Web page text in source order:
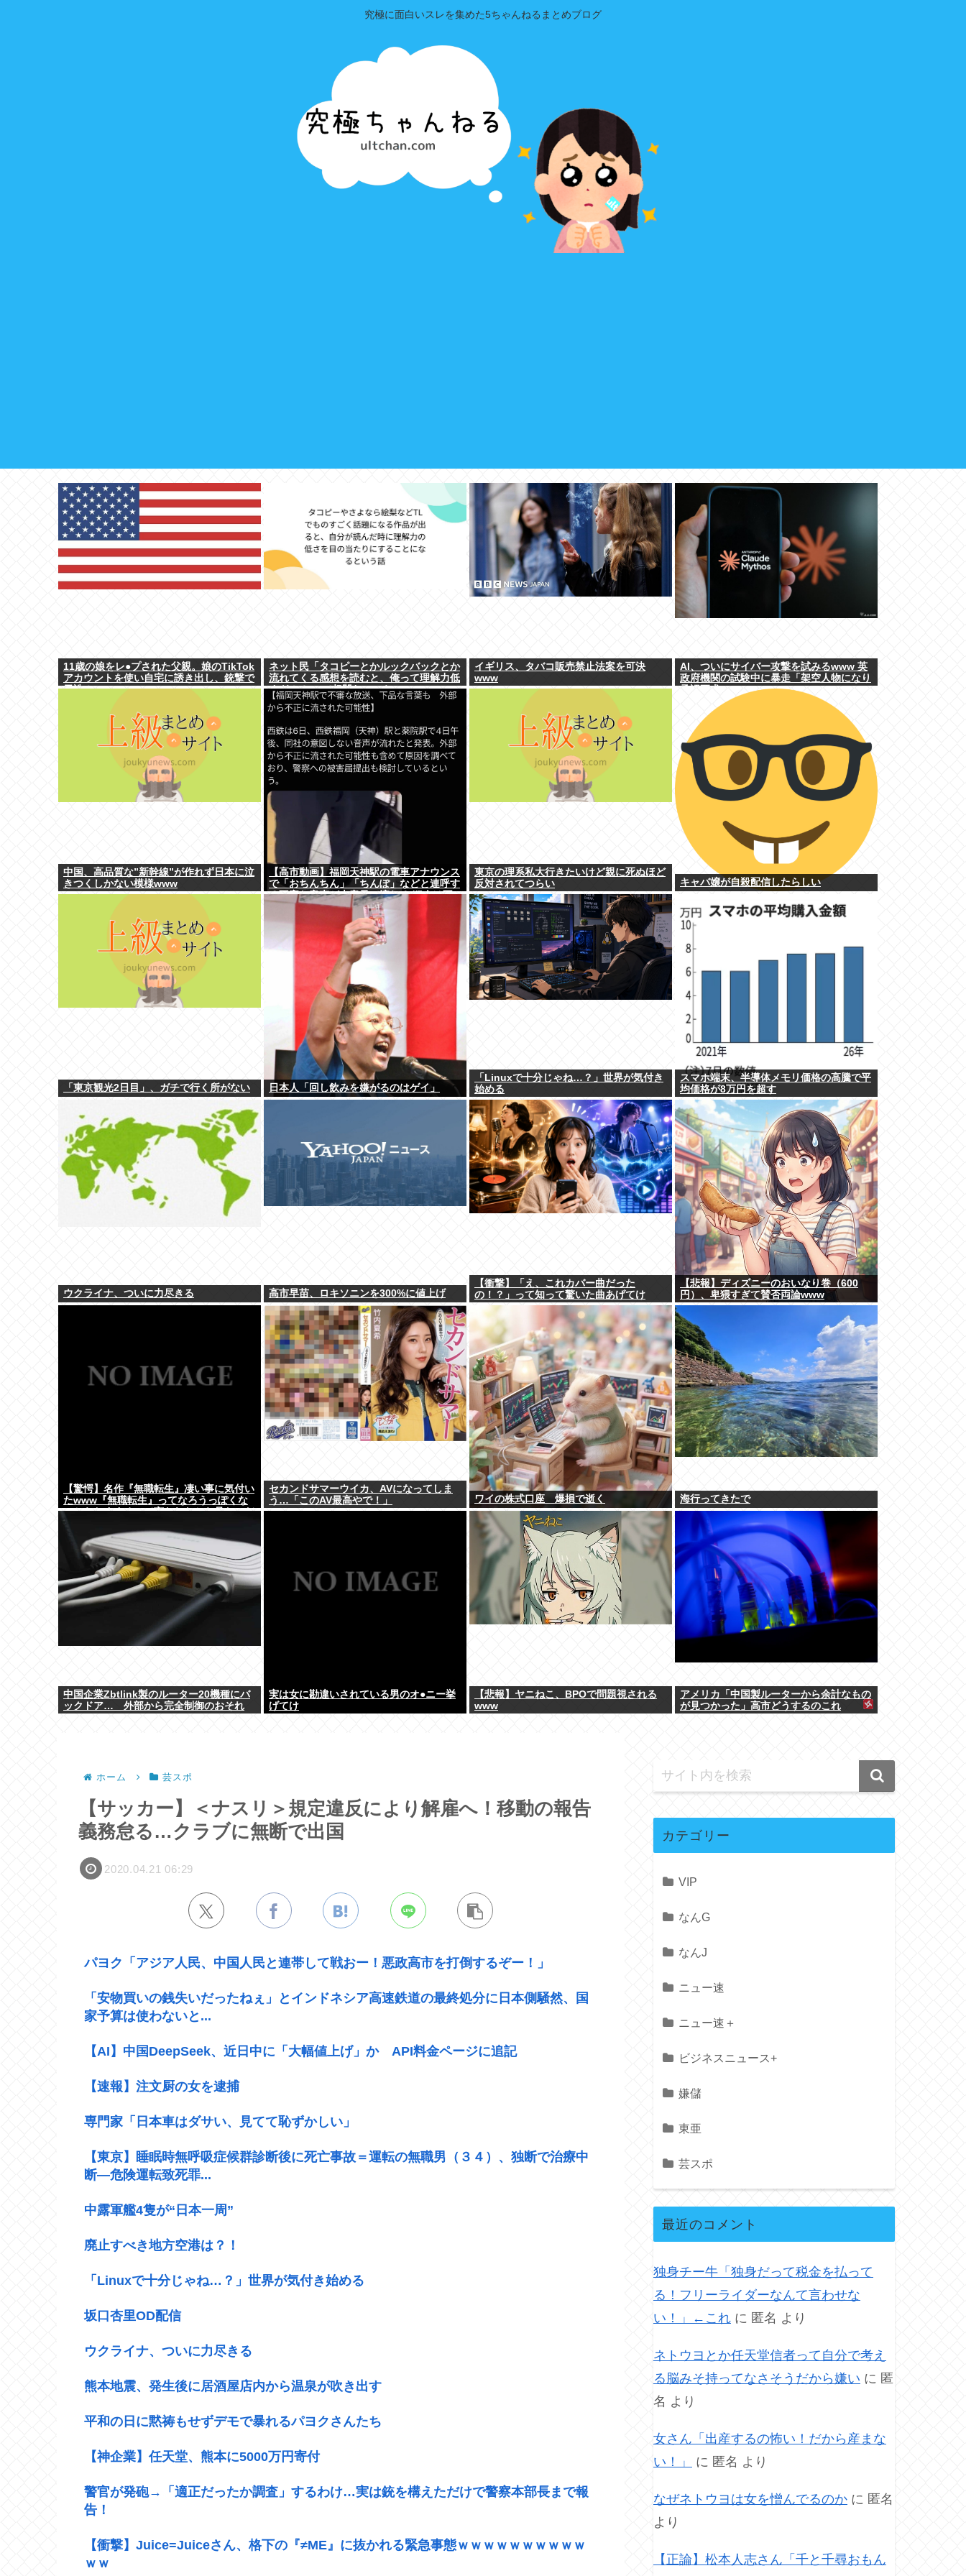
究極に面白いスレを集めた5ちゃんねるまとめブログ
11歳の娘をレ●プされた父親。娘のTikTok
アカウントを使い自宅に誘き出し、銃撃で
天誅！
ネット民「タコピーとかルックバックとか
流れてくる感想を読むと、俺って理解力低
すぎ！？ って超凹む。つらい」
イギリス、タバコ販売禁止法案を可決
www
AI、ついにサイバー攻撃を試みるwww 英
政府機関の試験中に暴走「架空人物になり
中国、高品質な”新幹線”が作れず日本に泣
きつくしかない模様www
【高市動画】福岡天神駅の電車アナウンス
で「おちんちん」「ちんぽ」などと連呼す
る不審な音声が大音量で流れる 犯人は不
東京の理系私大行きたいけど親に死ぬほど
反対されてつらい
キャバ嬢が自殺配信したらしい
「東京観光2日目」、ガチで行く所がない 日本人「回し飲みを嫌がるのはゲイ」
「Linuxで十分じゃね…？」世界が気付き
始める
スマホ端末、半導体メモリ価格の高騰で平
均価格が8万円を超す
ウクライナ、ついに力尽きる 高市早苗、ロキソニンを300%に値上げ
【衝撃】「え、これカバー曲だった
の！？」って知って驚いた曲あげてけ
【悲報】ディズニーのおいなり巻（600
円）、卑猥すぎて賛否両論www
【驚愕】名作『無職転生』凄い事に気付い
たwww『無職転生』ってなろうっぽくな
いからおすすめって言われたから見たのだ
けど…もしかして…
セカンドサマーウイカ、AVになってしま
う…「このAV最高やで！」
ワイの株式口座 爆損で逝く 海行ってきたで
中国企業Zbtlink製のルーター20機種にバ
ックドア… 外部から完全制御のおそれ
実は女に勘違いされている男のオ●ニー挙
げてけ
【悲報】ヤニねこ、BPOで問題視される
www
アメリカ「中国製ルーターから余計なもの
が見つかった」高市どうするのこれ
ホーム 芸スポ
【サッカー】＜ナスリ＞規定違反により解雇へ！移動の報告
義務怠る…クラブに無断で出国
2020.04.21 06:29
パヨク「アジア人民、中国人民と連帯して戦おー！悪政高市を打倒するぞー！」
「安物買いの銭失いだったねぇ」とインドネシア高速鉄道の最終処分に日本側騒然、国
家予算は使わないと...
【AI】中国DeepSeek、近日中に「大幅値上げ」か API料金ページに追記
【速報】注文厨の女を逮捕
専門家「日本車はダサい、見てて恥ずかしい」
【東京】睡眠時無呼吸症候群診断後に死亡事故＝運転の無職男（３４）、独断で治療中
断―危険運転致死罪...
中露軍艦4隻が“日本一周”
廃止すべき地方空港は？！
「Linuxで十分じゃね…？」世界が気付き始める
坂口杏里OD配信
ウクライナ、ついに力尽きる
熊本地震、発生後に居酒屋店内から温泉が吹き出す
平和の日に黙祷もせずデモで暴れるパヨクさんたち
【神企業】任天堂、熊本に5000万円寄付
警官が発砲→「適正だったか調査」するわけ…実は銃を構えただけで警察本部長まで報
告！
【衝撃】Juice=Juiceさん、格下の『≠ME』に抜かれる緊急事態ｗｗｗｗｗｗｗｗｗｗ
ｗｗ
カテゴリー
VIP
なんG
なんJ
ニュー速
ニュー速＋
ビジネスニュース+
嫌儲
東亜
芸スポ
最近のコメント
独身チー牛「独身だって税金を払って
る！フリーライダーなんて言わせな
い！」←これ に 匿名 より
ネトウヨとか任天堂信者って自分で考え
る脳みそ持ってなさそうだから嫌い に 匿
名 より
女さん「出産するの怖い！だから産まな
い！」
に 匿名 より
なぜネトウヨは女を憎んでるのか に 匿名
より
【正論】松本人志さん「千と千尋おもん